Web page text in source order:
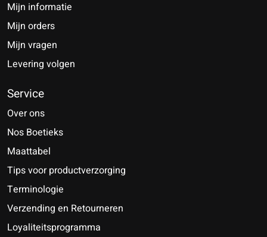
Mijn informatie
Mijn orders
Mijn vragen
Levering volgen
Service
Over ons
Nos Boetieks
Maattabel
Tips voor productverzorging
Terminologie
Verzending en Retourneren
Loyaliteitsprogramma